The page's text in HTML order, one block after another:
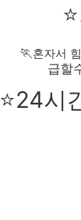
🏃 혼자서
급할
⭐24시